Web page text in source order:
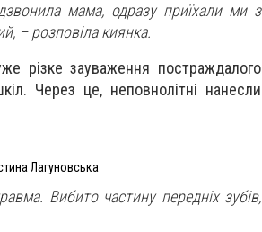
мама, одразу приїхали ми з
– розповіла киянка.
різке зауваження постраждалого
Через це, неповнолітні нанесли
Лагуновська
Вибито частину передніх зубів,